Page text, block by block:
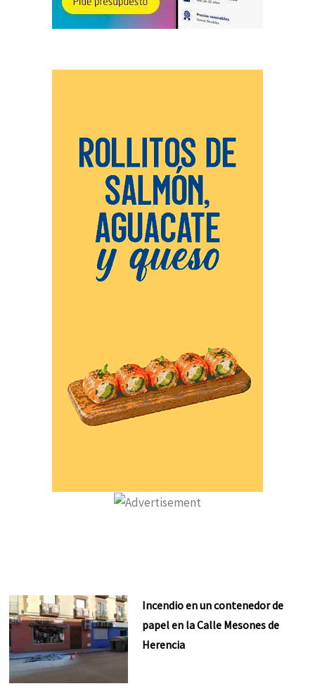
Incendio en un contenedor de
papel en la Calle Mesones de
Herencia